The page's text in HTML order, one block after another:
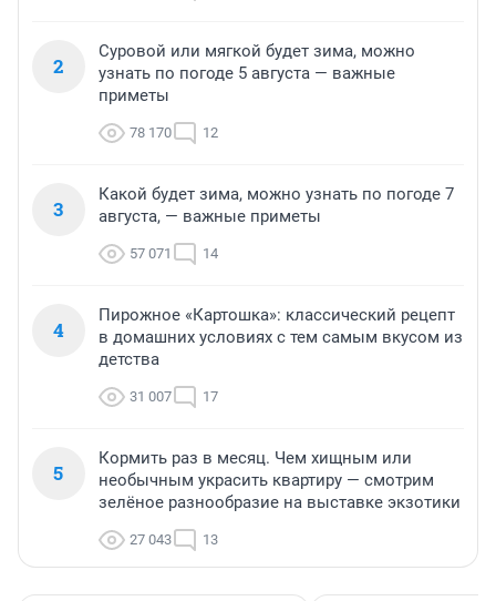
2
Суровой или мягкой будет зима, можно
узнать по погоде 5 августа — важные
приметы
78 170 12
3
Какой будет зима, можно узнать по погоде 7
августа, — важные приметы
57 071 14
4
Пирожное «Картошка»: классический рецепт
в домашних условиях с тем самым вкусом из
детства
31 007 17
5
Кормить раз в месяц. Чем хищным или
необычным украсить квартиру — смотрим
зелёное разнообразие на выставке экзотики
27 043 13